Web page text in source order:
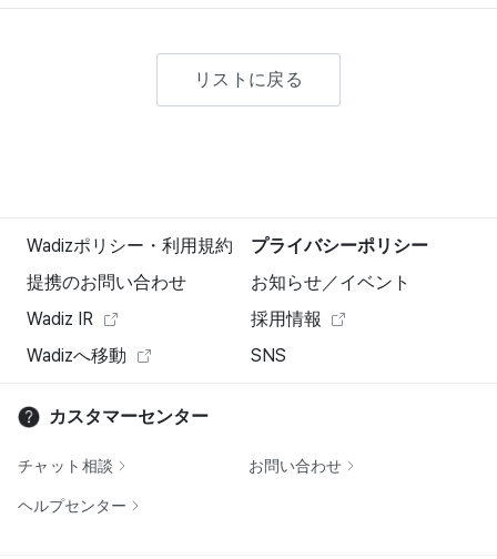
リストに戻る
Wadizポリシー・利用規約
プライバシーポリシー
提携のお問い合わせ
お知らせ／イベント
Wadiz IR
採用情報
Wadizへ移動
SNS
カスタマーセンター
チャット相談 お問い合わせ
ヘルプセンター